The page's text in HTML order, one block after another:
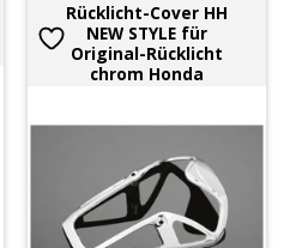
Rücklicht-Cover HH
NEW STYLE für
Original-Rücklicht
chrom Honda